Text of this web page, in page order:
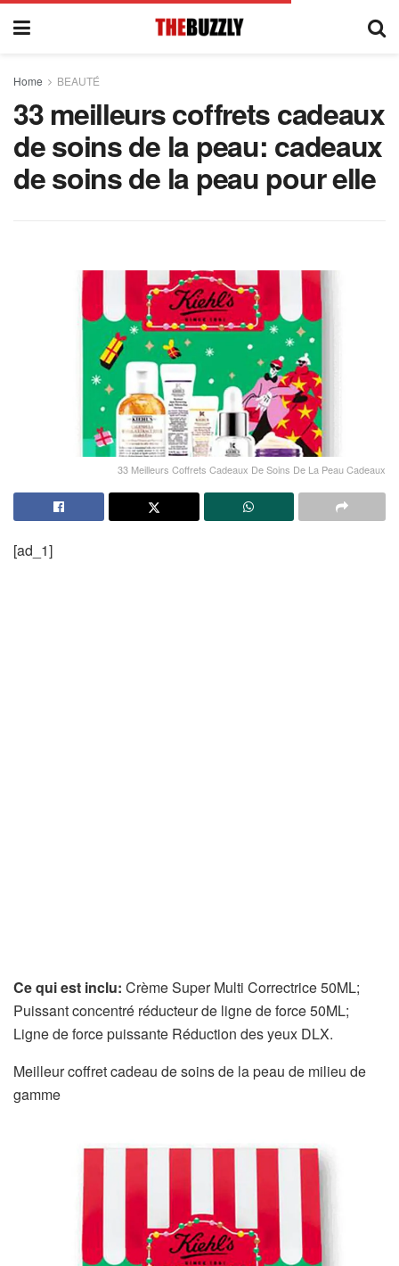
Home BEAUTÉ
33 meilleurs coffrets cadeaux
de soins de la peau: cadeaux
de soins de la peau pour elle
33 Meilleurs Coffrets Cadeaux De Soins De La Peau Cadeaux
[ad_1]
Ce qui est inclu: Crème Super Multi Correctrice 50ML;
Puissant concentré réducteur de ligne de force 50ML;
Ligne de force puissante Réduction des yeux DLX.
Meilleur coffret cadeau de soins de la peau de milieu de
gamme